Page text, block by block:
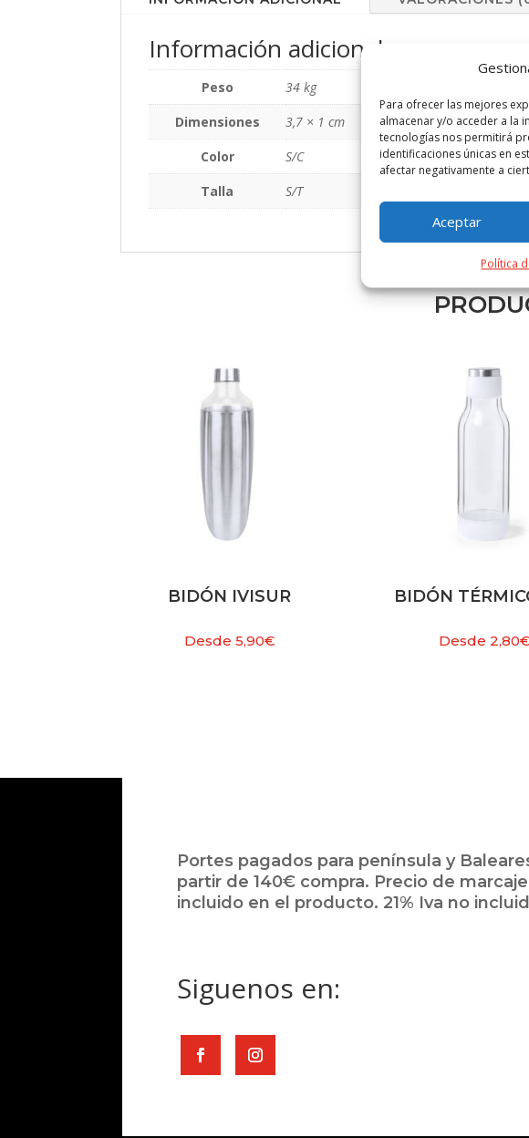
Para ofrecer las mejores
almacenar y/o acceder a la
tecnologías nos permitirá
identificaciones únicas en
afectar negativamente a
Aceptar
Política
Información adicional
Peso
34 kg
Dimensiones
3,7 × 1 cm
Color
S/C
Talla
S/T
BIDÓN IVISUR
Desde 5,90€
BIDÓN
Desde2,80€
Portes pagados para península y
partir de 140€ compra. Precio de
incluido en el producto. 21% Iva no
Siguenos en: